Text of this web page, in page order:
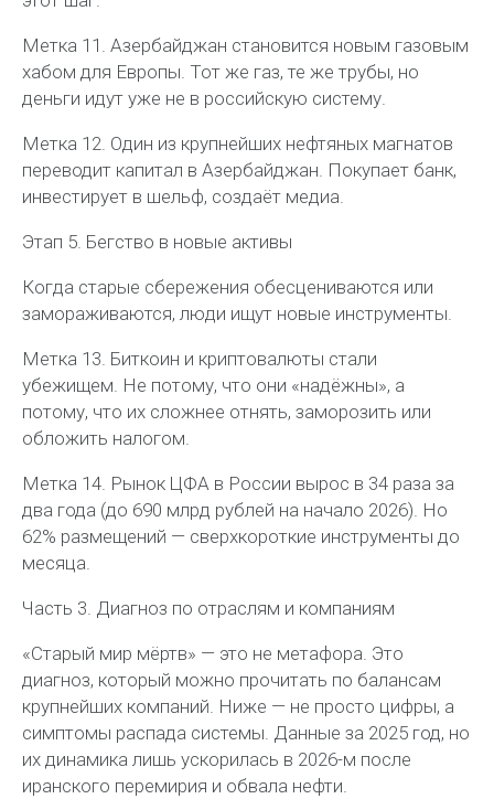
Метка 11. Азербайджан становится новым газовым
хабом для Европы. Тот же газ, те же трубы, но
деньги идут уже не в российскую систему.
Метка 12. Один из крупнейших нефтяных магнатов
переводит капитал в Азербайджан. Покупает банк,
инвестирует в шельф, создаёт медиа.
Этап 5. Бегство в новые активы
Когда старые сбережения обесцениваются или
замораживаются, люди ищут новые инструменты.
Метка 13. Биткоин и криптовалюты стали
убежищем. Не потому, что они «надёжны», а
потому, что их сложнее отнять, заморозить или
обложить налогом.
Метка 14. Рынок ЦФА в России вырос в 34 раза за
два года (до 690 млрд рублей на начало 2026). Но
62% размещений — сверхкороткие инструменты до
месяца.
Часть 3. Диагноз по отраслям и компаниям
«Старый мир мёртв» — это не метафора. Это
диагноз, который можно прочитать по балансам
крупнейших компаний. Ниже — не просто цифры, а
симптомы распада системы. Данные за 2025 год, но
их динамика лишь ускорилась в 2026-м после
иранского перемирия и обвала нефти.